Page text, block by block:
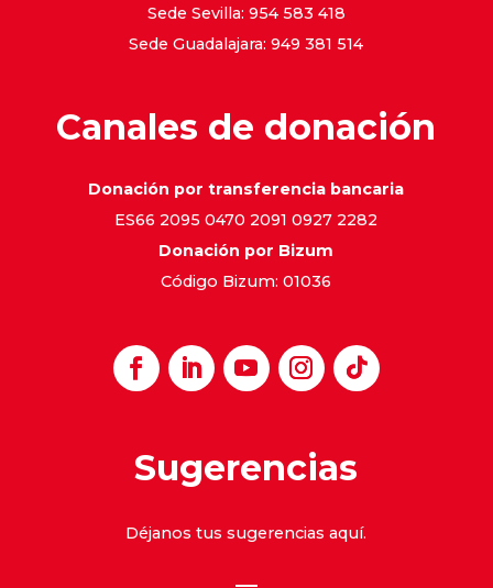
Sede Sevilla: 954 583 418
Sede Guadalajara: 949 381 514
Canales de donación
Donación por transferencia bancaria
ES66 2095 0470 2091 0927 2282
Donación por Bizum
Código Bizum: 01036
Sugerencias
Déjanos tus sugerenciasaquí.